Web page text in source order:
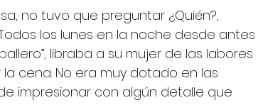
no tuvo que preguntar ¿Quién?,
los lunes en la noche desde antes
libraba a su mujer de las labores
cena. No era muy dotado en las
impresionar con algún detalle que